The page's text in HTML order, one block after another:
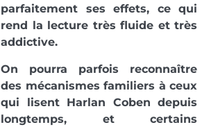
parfaitement ses effets, ce qui
rend la lecture très fluide et très
addictive.
On pourra parfois reconnaître
des mécanismes familiers à ceux
qui lisent Harlan Coben depuis
longtemps, et certains